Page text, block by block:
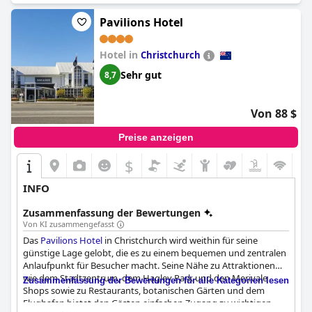
Pavilions Hotel
Hotel in Christchurch
8,7 Sehr gut
Von 88 $
Preise anzeigen
$
INFO
Zusammenfassung der Bewertungen
Von KI zusammengefasst
Das Pavilions Hotel in Christchurch wird weithin für seine
günstige Lage gelobt, die es zu einem bequemen und zentralen
Anlaufpunkt für Besucher macht. Seine Nähe zu Attraktionen
wie dem Stadtzentrum, dem Hagley Park und den Merivale
Shops sowie zu Restaurants, botanischen Gärten und dem
Flughafen bietet den Gästen einfachen Zugang zu wichtigen
Zusammenfassung der Bewertungen für alle Kategorien lesen